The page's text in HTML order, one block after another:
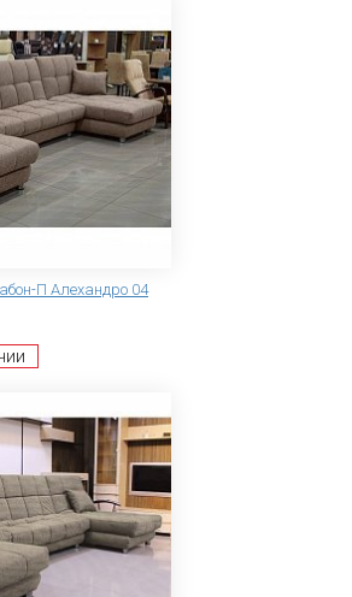
П Алехандро 04